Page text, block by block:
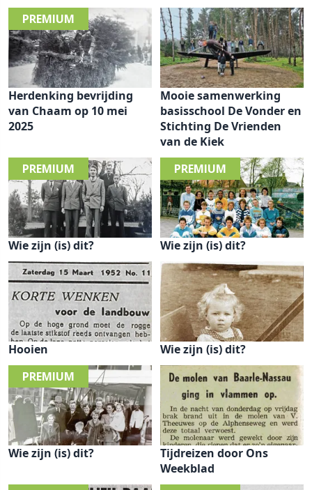
Herdenking bevrijding
van Chaam op 10 mei
2025
Mooie samenwerking
basisschool De Vonder en
Stichting De Vrienden
van de Kiek
Wie zijn (is) dit? Wie zijn (is) dit?
Hooien Wie zijn (is) dit?
Wie zijn (is) dit?
Tijdreizen door Ons
Weekblad